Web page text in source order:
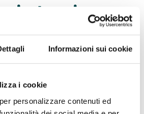
Informazioni sui cookie
i cookie
personalizzare contenuti ed
di
, un supporto
che si trovano a vivere il dolore e
dellutto perinatale
che può essere facilitata o